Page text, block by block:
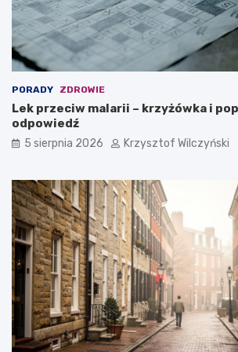
PORADY ZDROWIE
Lek przeciw malarii – krzyżówka i
odpowiedź
5 sierpnia 2026 Krzysztof Wilczyński